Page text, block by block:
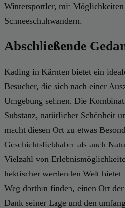
Wintersportler, mit
Schneeschuhwandern.
Abschließende
Kading in Kärnten bietet ein
Besucher, die sich nach einer
Umgebung sehnen. Die
Substanz, natürlicher Schönheit
macht diesen Ort zu etwas
Geschichtsliebhaber als auch
Vielzahl von
hektischer werdenden Welt bietet
Weg dorthin finden, einen Ort
Dank seiner Lage und den